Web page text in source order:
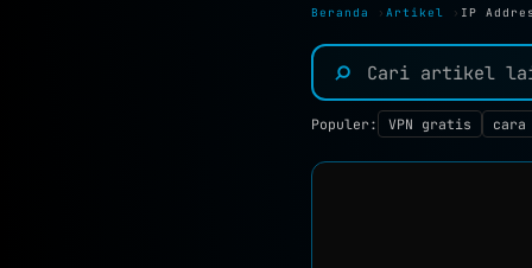
Beranda › Artikel › IP
⌕
Populer: VPN gratis